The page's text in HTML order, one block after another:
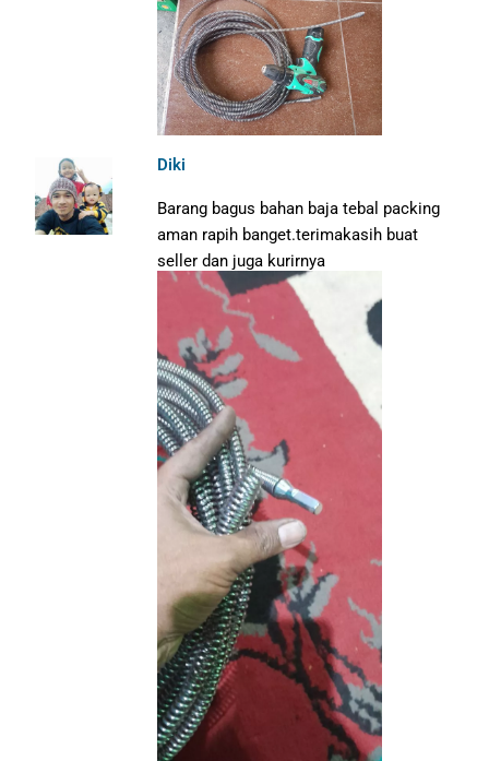
Diki
Barang bagus bahan baja tebal packing
aman rapih banget.terimakasih buat
seller dan juga kurirnya